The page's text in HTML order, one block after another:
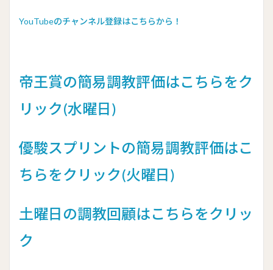
YouTubeのチャンネル登録はこちらから！
帝王賞の簡易調教評価はこちらをク
リック(水曜日)
優駿スプリントの簡易調教評価はこ
ちらをクリック(火曜日)
土曜日の調教回顧はこちらをクリッ
ク